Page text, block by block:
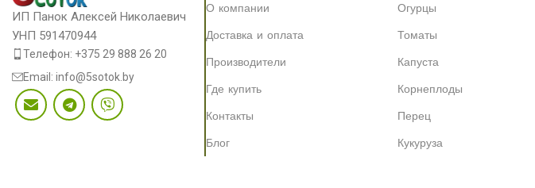
ИП Панок Алексей Николаевич
УНП 591470944
Телефон: +375 29 888 26 20
Email: info@5sotok.by
О компании
Доставка и оплата
Производители
Где купить
Контакты
Блог
Огурцы
Томаты
Капуста
Корнеплоды
Перец
Кукуруза